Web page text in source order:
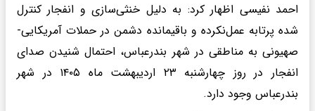
احمد نفیسی اظهار کرد: به دلیل خنثی‌سازی و انفجار کنترل
شده پرتابه عمل‌نکرده و باقیمانده دشمن در حملات آمریکایی‌-
صهیونی به مناطقی در شهر بندرعباس، احتمال شنیدن صدای
انفجار در روز چهارشنبه ۲۳ اردیبهشت ماه ۱۴۰۵ در شهر
بندرعباس وجود دارد.